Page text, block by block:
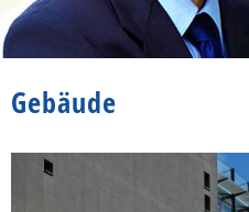
Gebäude